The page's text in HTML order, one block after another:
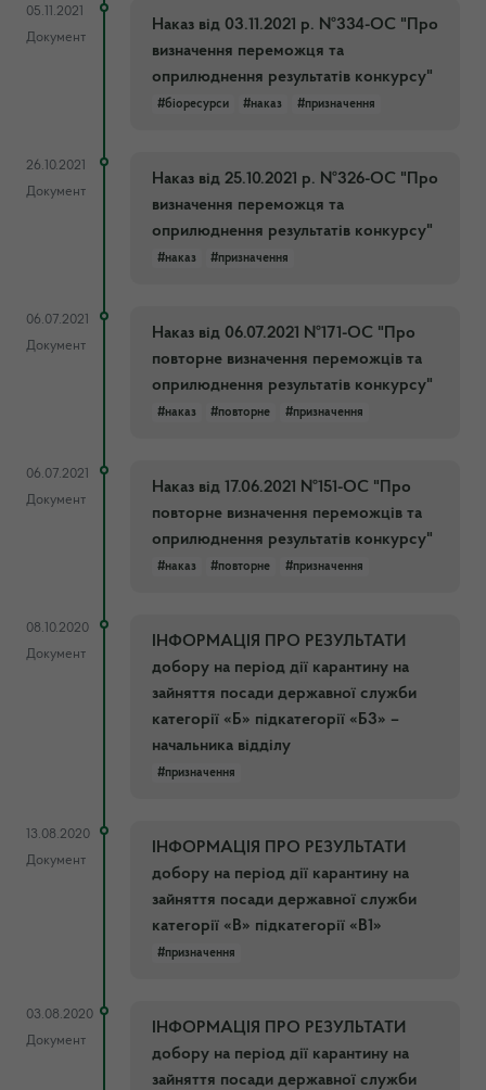
05.11.2021
Документ
Наказ від 03.11.2021 р. №334-ОС "Про
визначення переможця та
оприлюднення результатів конкурсу"
#біоресурси #наказ #призначення
26.10.2021
Документ
Наказ від 25.10.2021 р. №326-ОС "Про
визначення переможця та
оприлюднення результатів конкурсу"
#наказ #призначення
06.07.2021
Документ
Наказ від 06.07.2021 №171-ОС "Про
повторне визначення переможців та
оприлюднення результатів конкурсу"
#наказ #повторне #призначення
06.07.2021
Документ
Наказ від 17.06.2021 №151-ОС "Про
повторне визначення переможців та
оприлюднення результатів конкурсу"
#наказ #повторне #призначення
08.10.2020
Документ
ІНФОРМАЦІЯ ПРО РЕЗУЛЬТАТИ
добору на період дії карантину на
зайняття посади державної служби
категорії «Б» підкатегорії «Б3» –
начальника відділу
#призначення
13.08.2020
Документ
ІНФОРМАЦІЯ ПРО РЕЗУЛЬТАТИ
добору на період дії карантину на
зайняття посади державної служби
категорії «В» підкатегорії «В1»
#призначення
03.08.2020
Документ
ІНФОРМАЦІЯ ПРО РЕЗУЛЬТАТИ
добору на період дії карантину на
зайняття посади державної служби